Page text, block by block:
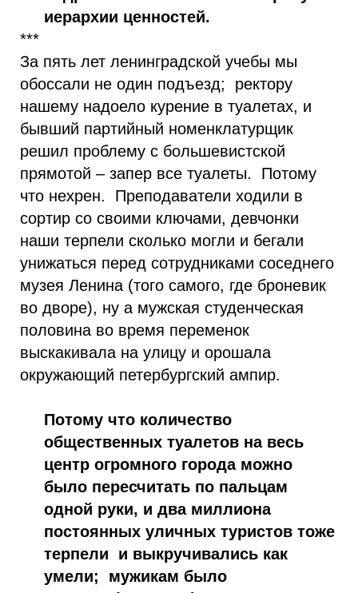
иерархии ценностей.
***
За пять лет ленинградской учебы мы
обоссали не один подъезд; ректору
нашему надоело курение в туалетах, и
бывший партийный номенклатурщик
решил проблему с большевистской
прямотой – запер все туалеты. Потому
что нехрен. Преподаватели ходили в
сортир со своими ключами, девчонки
наши терпели сколько могли и бегали
унижаться перед сотрудниками соседнего
музея Ленина (того самого, где броневик
во дворе), ну а мужская студенческая
половина во время переменок
выскакивала на улицу и орошала
окружающий петербургский ампир.
Потому что количество
общественных туалетов на весь
центр огромного города можно
было пересчитать по пальцам
одной руки, и два миллиона
постоянных уличных туристов тоже
терпели и выкручивались как
умели; мужикам было